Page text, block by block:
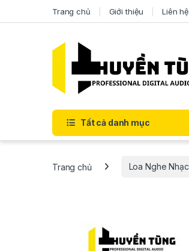
Trang chủ Giới thiệu Liên hệ
Tất cả danh mục
Trang chủ Loa Nghe Nhạc